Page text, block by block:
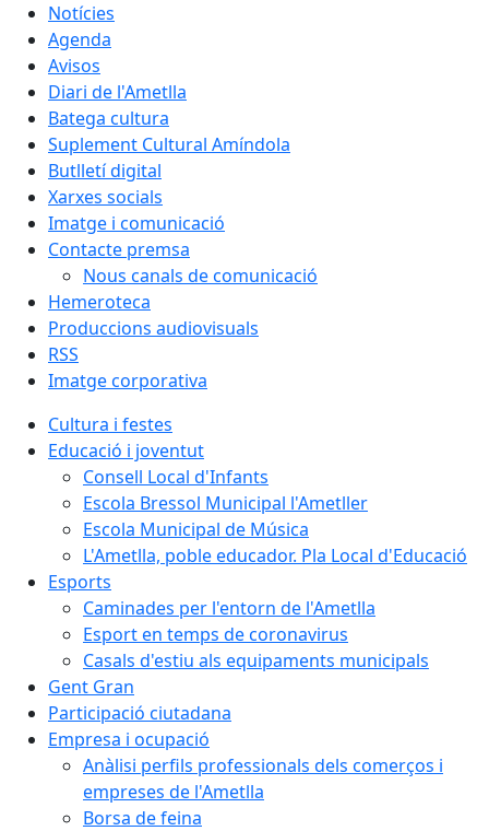
Notícies
Agenda
Avisos
Diari de l'Ametlla
Batega cultura
Suplement Cultural Amíndola
Butlletí digital
Xarxes socials
Imatge i comunicació
Contacte premsa
Nous canals de comunicació
Hemeroteca
Produccions audiovisuals
RSS
Imatge corporativa
Cultura i festes
Educació i joventut
Consell Local d'Infants
Escola Bressol Municipal l'Ametller
Escola Municipal de Música
L'Ametlla, poble educador. Pla Local d'Educació
Esports
Caminades per l'entorn de l'Ametlla
Esport en temps de coronavirus
Casals d'estiu als equipaments municipals
Gent Gran
Participació ciutadana
Empresa i ocupació
Anàlisi perfils professionals dels comerços i
empreses de l'Ametlla
Borsa de feina